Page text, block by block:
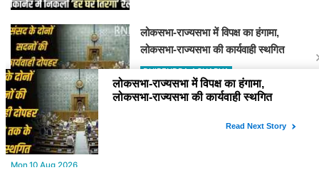
लोकसभा-राज्यसभा में विपक्ष का हंगामा,
लोकसभा-राज्यसभा की कार्यवाही स्थगित
DHIRENDRA ACHARYA
Mon,10 Aug 2026